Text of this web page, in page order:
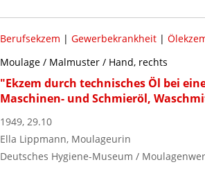
Berufsekzem | Gewerbekrankheit|
Moulage / Malmuster / Hand, rechts
"Ekzem durch technisches Öl bei
Maschinen- und Schmieröl,
1949, 29.10
Ella Lippmann, Moulageurin
Deutsches Hygiene-Museum /